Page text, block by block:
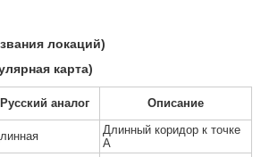
локаций)
карта)
Русский аналог Описание
Длинный коридор к точке
А